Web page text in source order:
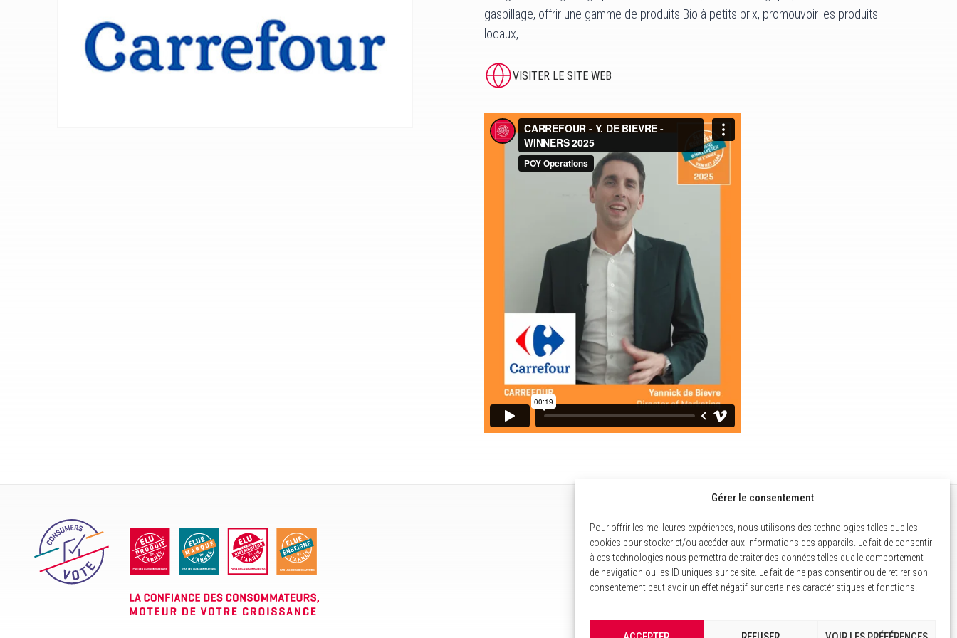
Gérer le consentement
Pour offrir les meilleures expériences, nous utilisons des technologies telles que les
cookies pour stocker et/ou accéder aux informations des appareils. Le fait de consentir
à ces technologies nous permettra de traiter des données telles que le comportement
de navigation ou les ID uniques sur ce site. Le fait de ne pas consentir ou de retirer son
consentement peut avoir un effet négatif sur certaines caractéristiques et fonctions.
gaspillage, offrir une gamme de produits Bio à petits prix, promouvoir les produits
locaux,…
VISITER LE SITE WEB
MENTIONS LÉGALES
POLITIQUE DES COOKIES
GESTION DES COOKIES